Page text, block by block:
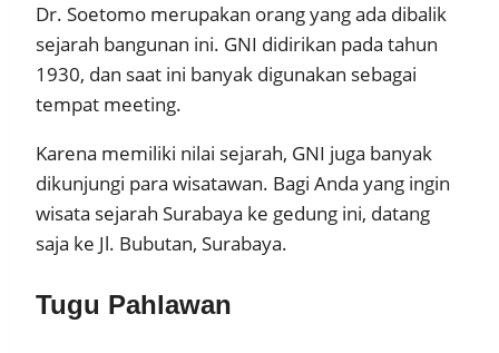
Dr. Soetomo merupakan orang yang ada dibalik
sejarah bangunan ini. GNI didirikan pada tahun
1930, dan saat ini banyak digunakan sebagai
tempat meeting.
Karena memiliki nilai sejarah, GNI juga banyak
dikunjungi para wisatawan. Bagi Anda yang ingin
wisata sejarah Surabaya ke gedung ini, datang
saja ke Jl. Bubutan, Surabaya.
Tugu Pahlawan